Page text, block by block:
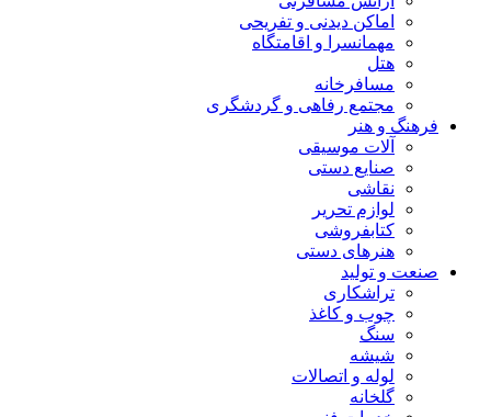
اماکن دیدنی و تفریحی
مهمانسرا و اقامتگاه
هتل
مسافرخانه
مجتمع رفاهی و گردشگری
فرهنگ و هنر
آلات موسیقی
صنایع دستی
نقاشی
لوازم تحریر
کتابفروشی
هنرهای دستی
صنعت و تولید
تراشکاری
چوب و کاغذ
سنگ
شیشه
لوله و اتصالات
گلخانه